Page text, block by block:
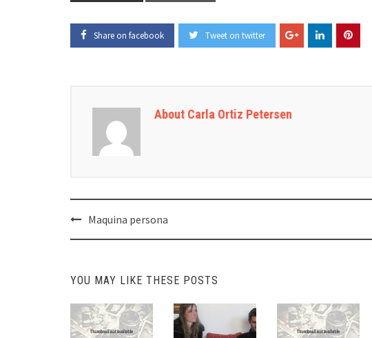
Share on facebook Tweet on twitter
About Carla Ortiz Petersen
Post
navigation
Maquina persona
YOU MAY LIKE THESE POSTS